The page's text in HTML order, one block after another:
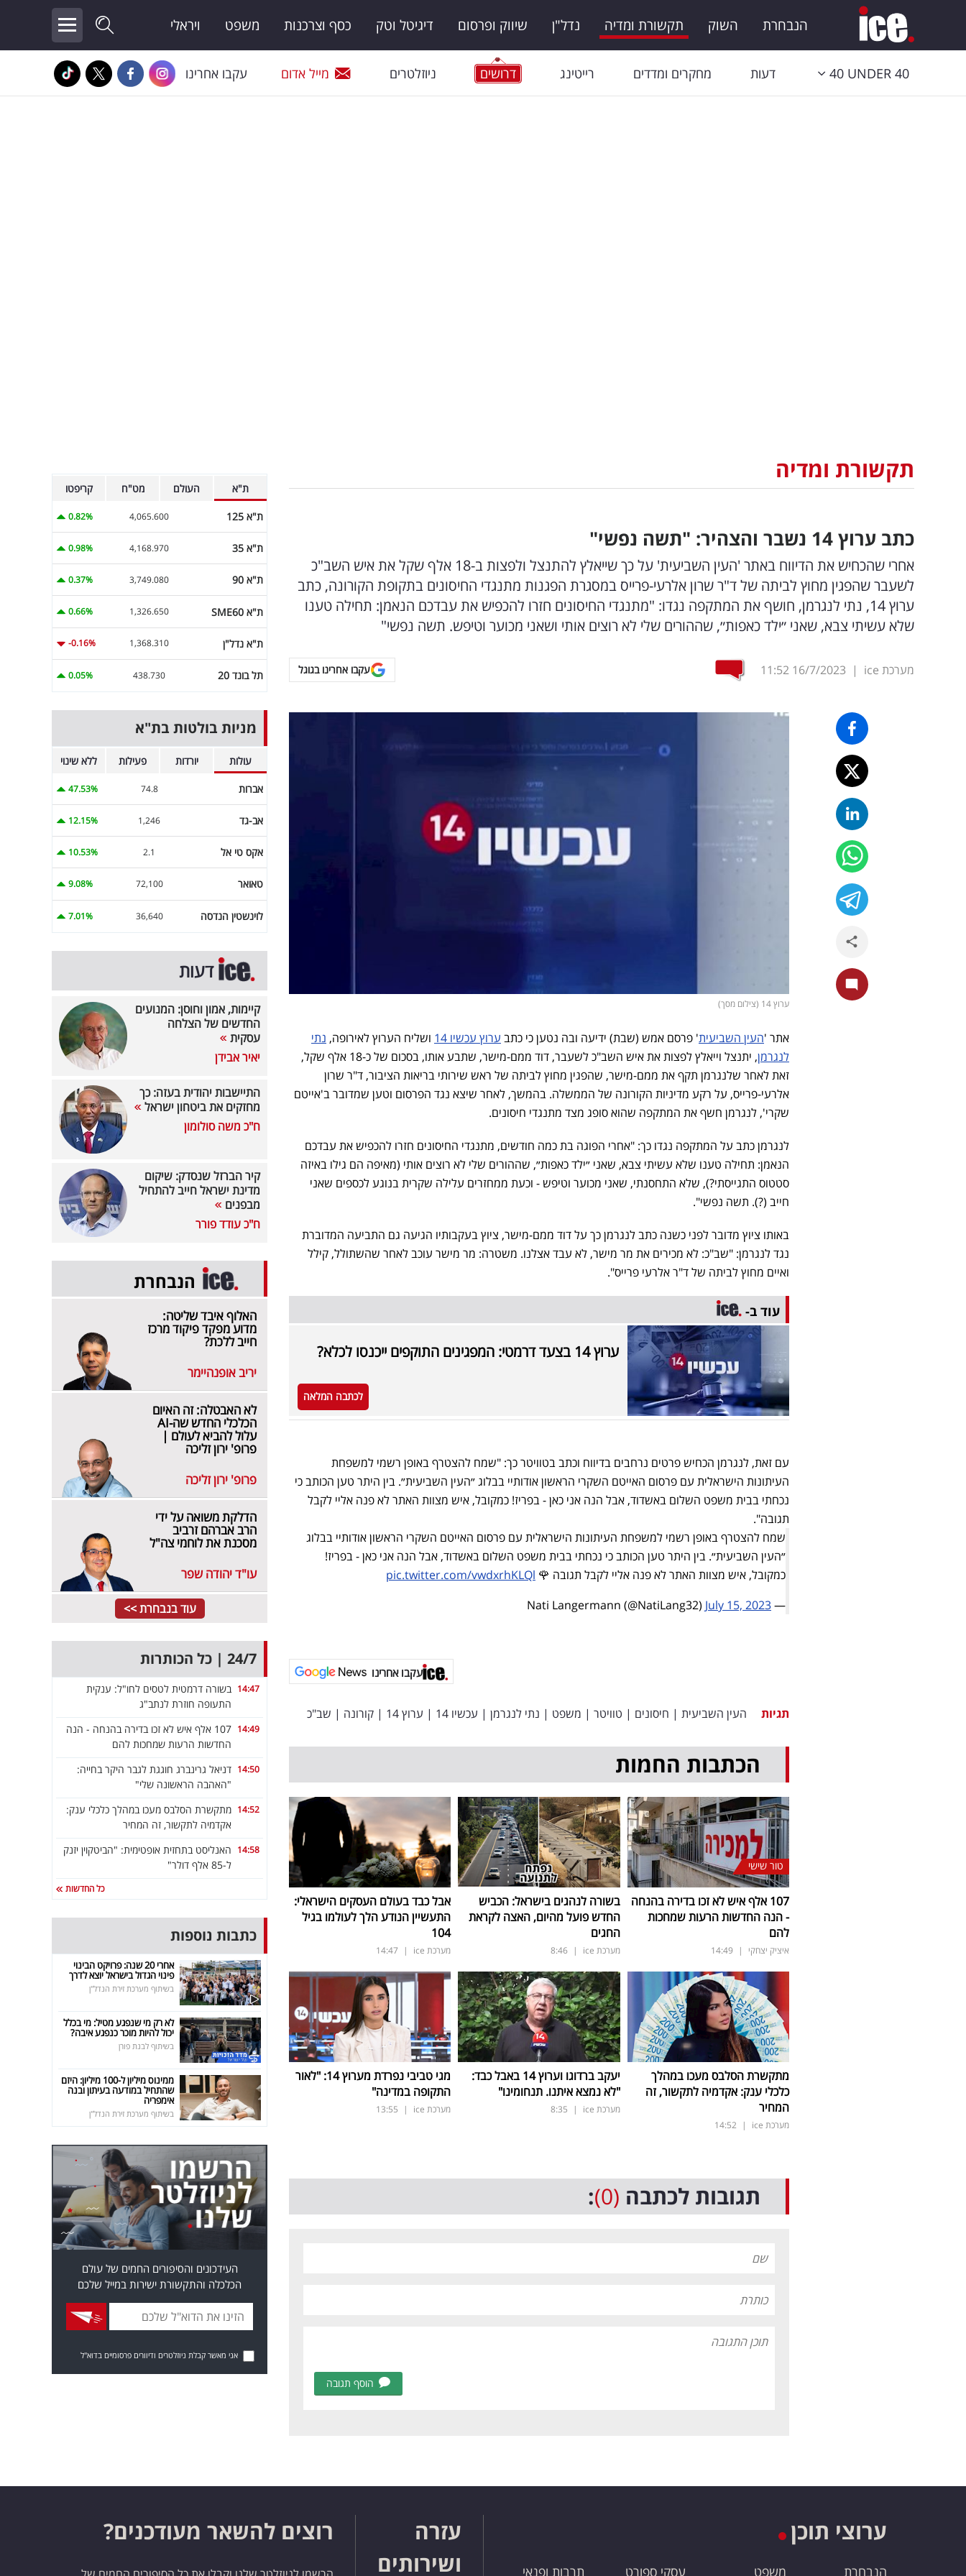
הנבחרת השוק תקשורת ומדיה נדל"ן שיווק ופרסום דיגיטל וטק כסף וצרכנות משפט ויראלי
40 UNDER 40 דעות מחקרים ומדדים רייטינג דרושים ניוזלטרים מייל אדום עקבו אחרינו
תקשורת ומדיה
כתב ערוץ 14 נשבר והצהיר: "תשה נפשי"
אחרי שהכחיש את הדיווח באתר 'העין השביעית' על כך שייאלץ להתנצל ולפצות ב-18 אלף שקל את איש השב"כ
לשעבר שהפגין מחוץ לביתה של ד"ר שרון אלרעי-פרייס במסגרת הפגנות מתנגדי החיסונים בתקופת הקורונה, כתב
ערוץ 14, נתי לנגרמן, חושף את המתקפה נגדו: "מתנגדי החיסונים חזרו להכפיש את עבדכם הנאמן: תחילה טענו
שלא עשיתי צבא, שאני ״ילד כאפות״, שההורים שלי לא רוצים אותי ושאני מכוער וטיפש. תשה נפשי"
מערכת ice |
16/7/2023
11:52 עקבו אחרינו בגוגל
ערוץ 14 (צילום מסך)
אתר 'העין השביעית' פרסם אמש (שבת) ידיעה ובה נטען כי כתב ערוץ עכשיו 14 ושליח הערוץ לאירופה, נתי
לנגרמן
, יתנצל וייאלץ לפצות את איש השב"כ לשעבר, דוד ממם-מישר, שתבע אותו, בסכום של כ-18 אלף שקל,
זאת לאחר שלנגרמן תקף את ממם-מישר, שהפגין מחוץ לביתה של ראש שירותי בריאות הציבור, ד"ר שרון
אלרעי-פרייס, על רקע מדיניות הקורונה של הממשלה. בהמשך, לאחר שיצא נגד הפרסום וטען שמדובר ב'אייטם
שקרי', לנגרמן חשף את המתקפה שהוא סופג מצד מתנגדי חיסונים.
לנגרמן כתב על המתקפה נגדו כך: "אחרי הפוגה בת כמה חודשים, מתנגדי החיסונים חזרו להכפיש את עבדכם
הנאמן: תחילה טענו שלא עשיתי צבא, שאני ״ילד כאפות״, שההורים שלי לא רוצים אותי (מאיפה הם גילו באיזה
סטטוס התגייסתי?), שלא התחסנתי, שאני מכוער וטיפש - וכעת ממחזרים עלילה שקרית בנוגע לכספים שאני
חייב (?). תשה נפשי".
באותו ציוץ מדובר לפני כשנה כתב לנגרמן כך על דוד ממם-מישר, ציוץ בעקבותיו הגיעה גם התביעה המדוברת
נגד לנגרמן: "שב"כ: לא מכירים את מר מישר, לא עבד אצלנו. משטרה: מר מישר עוכב לאחר שהשתולל, קילל
ואיים מחוץ לביתה של ד"ר אלרעי פרייס".
עוד ב-
ערוץ 14 בצעד דרמטי: המפגינים התוקפים ייכנסו לכלא?
לכתבה המלאה
עם זאת, לנגרמן הכחיש פרטים נרחבים בדיווח וכתב בטוויטר כך: "שמח להצטרף באופן רשמי למשפחת
העיתונות הישראלית עם פרסום האייטם השקרי הראשון אודותיי בבלוג ״העין השביעית״. בין היתר טען הכותב כי
נכחתי בבית משפט השלום באשדוד, אבל הנה אני כאן - בפריז! כמקובל, איש מצוות האתר לא פנה אליי לקבל
תגובה".
שמח להצטרף באופן רשמי למשפחת העיתונות הישראלית עם פרסום האייטם השקרי הראשון אודותיי בבלוג
״העין השביעית״. בין היתר טען הכותב כי נכחתי בבית משפט השלום באשדוד, אבל הנה אני כאן - בפריז!
כמקובל, איש מצוות האתר לא פנה אליי לקבל תגובה 🌹 pic.twitter.com/vwdxrhKLQl
— Nati Langermann (@NatiLang32)
July 15, 2023
עקבו אחרינו
תגיות העין השביעית | חיסונים | טוויטר | משפט | נתי לנגרמן | עכשיו 14 | ערוץ 14 | קורונה | שב"כ
הכתבות החמות
טור שישי
107 אלף איש לא זכו בדירה בהנחה
- הנה החדשות הרעות שמחכות
להם
איציק יצחקי |
14:49
בשורה לנהגים בישראל: הכביש
החדש פועל מהיום, האצה לקראת
החגים
מערכת ice |
8:46
אבל כבד בעולם העסקים הישראלי:
התעשיין הנודע הלך לעולמו בגיל
104
מערכת ice |
14:47
מתקשרת הסלבס מעכו במהלך
כלכלי ענק: אקדמיה לתקשור, זה
המחיר
מערכת ice |
14:52
יעקב ברדוגו וערוץ 14 באבל כבד:
"לא נמצא איתנו. תנחומינו"
מערכת ice |
8:35
מגי טביבי נפרדת מערוץ 14: "לאור
התקופה במדינה"
מערכת ice |
13:55
תגובות לכתבה (0)
:
הוסף תגובה
ת"א העולם מט"ח קריפטו
ת"א 125 4,065.600
0.82%
ת"א 35 4,168.970
0.98%
ת"א 90 3,749.080
0.37%
ת"א SME60 1,326.650
0.66%
ת"א נדל"ן 1,368.310
-0.16%
תל בונד 20 438.730
0.05%
מניות בולטות בת"א
עולות יורדות פעילות ללא שינוי
אברות 74.8
47.53%
אב-גד 1,246
12.15%
אקס טי אל 2.1
10.53%
טאואר 72,100
9.08%
לוינשטין הנדסה 36,640
7.01%
דעות
קיימות, אמון וחוסן: המנועים
החדשים של הצלחה
עסקית
יאיר אבידן
התיישבות יהודית בעזה: כך
מחזקים את ביטחון ישראל
ח"כ משה סולומון
קיר הברזל שנסדק: שיקום
מדינת ישראל חייב להתחיל
מבפנים
ח"כ עודד פורר
הנבחרת
האלוף איבד שליטה:
מדוע מפקד פיקוד מרכז
חייב ללכת?
יריב אופנהיימר
לא האבטלה: זה האיום
הכלכלי החדש שה-AI
עלול להביא לעולם |
פרופ' ירון זליכה
פרופ' ירון זליכה
הדלקת משואה על ידי
הרב אברהם זרביב
מסכנת את לוחמי צה"ל
עו"ד יהודה שפר
עוד בנבחרת >>
24/7 | כל הכותרות
14:47 בשורה דרמטית לטסים לחו"ל: ענקית
התעופה חוזרת לנתב"ג
14:49
107 אלף איש לא זכו בדירה בהנחה - הנה
החדשות הרעות שמחכות להם
14:50 דניאל גרינברג חוגגת לגבר היקר בחייה:
"האהבה הראשונה שלי"
14:52 מתקשרת הסלבס מעכו במהלך כלכלי ענק:
אקדמיה לתקשור, זה המחיר
14:58 האנליסט בתחזית אופטימית: "הביטקוין יזנק
ל-85 אלף דולר"
כל החדשות
כתבות נוספות
אחרי 20 שנה: פרויקט הבינוי
פינוי הגדול בישראל יוצא לדרך
בשיתוף מערכת זירת הנדל"ן
לא רק מי שנפגע מטיל: מי בכלל
יכול להיות מוכר כנפגע איבה?
בשיתוף לבנת פורן
ממינוס מיליון ל-100 מיליון: היזם
שהתחיל במודעה בעיתון ובנה
אימפריה
בשיתוף מערכת זירת הנדל"ן
העידכונים והסיפורים החמים של עולם
הכלכלה והתקשורת ישירות במייל שלכם
אני מאשר קבלת ניוזלטרים ודיוורים פרסומיים בדוא"ל
ערוצי תוכן
הנבחרת משפט עסקי ספורט תרבות ופנאי
עזרה
ושירותים
רוצים להשאר מעודכנים?